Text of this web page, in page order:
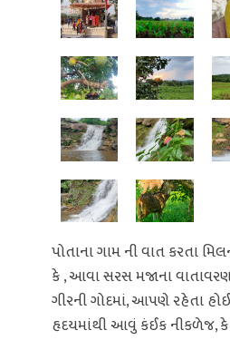
પોતાના ગામ ની વાત કરતા
કે , આવા સરસ મજાના
ગીરની ગોદમાં, આપણે રહેતા
હૃદયમાંથી આવું કંઈક નીકળેજ, કે